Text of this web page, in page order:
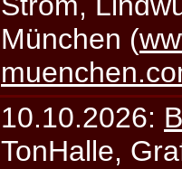
München (
10.10.2026:
TonHalle,